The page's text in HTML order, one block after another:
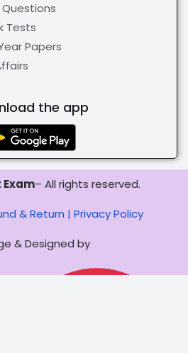
Questions
Tests
Papers
the app
Exam– All rights reserved.
& Return | Privacy Policy
& Designed by